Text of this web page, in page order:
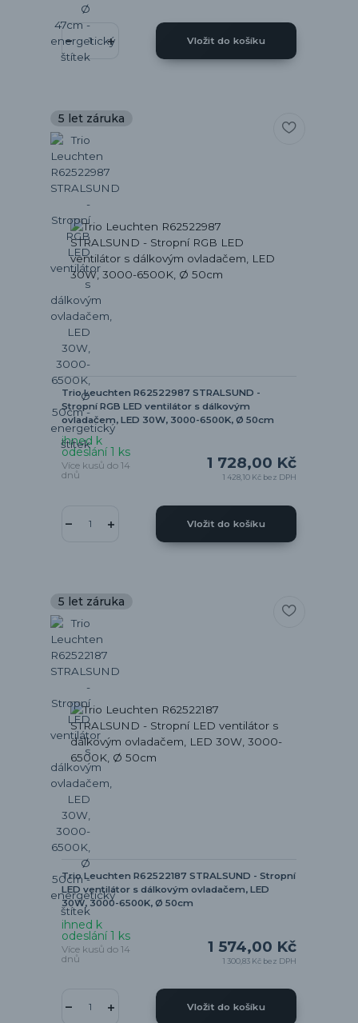
Vložit do košíku
5 let záruka
Trio Leuchten R62522987 STRALSUND -
Stropní RGB LED ventilátor s dálkovým
ovladačem, LED 30W, 3000-6500K, Ø 50cm
1 728,00 Kč
1 428,10 Kč bez DPH
ihned k
odeslání 1 ks
Více kusů do 14
dnů
Vložit do košíku
5 let záruka
Trio Leuchten R62522187 STRALSUND - Stropní
LED ventilátor s dálkovým ovladačem, LED
30W, 3000-6500K, Ø 50cm
1 574,00 Kč
1 300,83 Kč bez DPH
ihned k
odeslání 1 ks
Více kusů do 14
dnů
Vložit do košíku